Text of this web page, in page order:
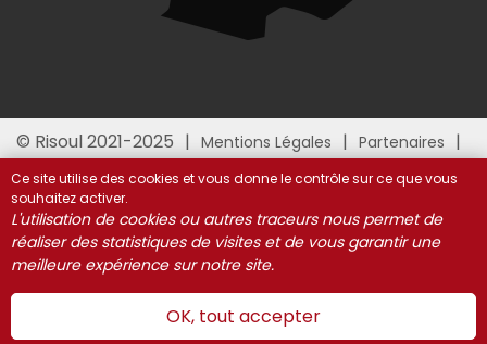
© Risoul 2021-2025 Mentions Légales
Partenaires
Ce site utilise des cookies et vous donne le contrôle sur ce que vous
souhaitez activer.
L'utilisation de cookies ou autres traceurs nous permet de
réaliser des statistiques de visites et de vous garantir une
meilleure expérience sur notre site.
OK, tout accepter